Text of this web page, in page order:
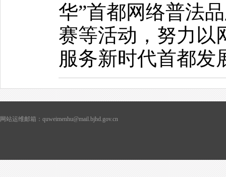
华”首都网络普法
赛等活动，努力以
服务新时代首都发
网站运维邮箱：quweimenhu@mail.bjhd.gov.cn